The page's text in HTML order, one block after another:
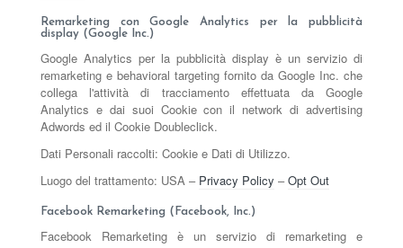
Remarketing con Google Analytics per la pubblicità
display (Google Inc.)
Google Analytics per la pubblicità display è un servizio di
remarketing e behavioral targeting fornito da Google Inc. che
collega l'attività di tracciamento effettuata da Google
Analytics e dai suoi Cookie con il network di advertising
Adwords ed il Cookie Doubleclick.
Dati Personali raccolti: Cookie e Dati di Utilizzo.
Luogo del trattamento: USA – Privacy Policy –Opt Out
Facebook Remarketing (Facebook, Inc.)
Facebook Remarketing è un servizio di remarketing e